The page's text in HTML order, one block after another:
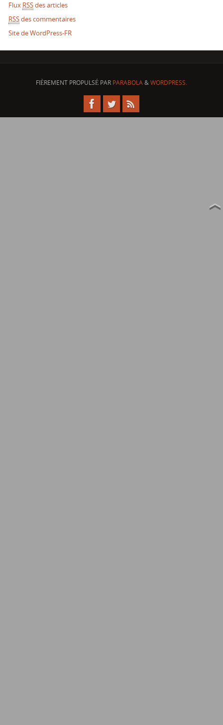
Flux RSSdes articles
RSSdes commentaires
Site de WordPress-FR
FIÈREMENT PROPULSÉ PAR PARABOLA&WORDPRESS.